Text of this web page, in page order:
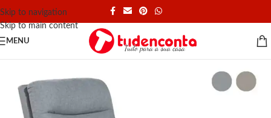
Skip to navigation
Skip to main content
MENU